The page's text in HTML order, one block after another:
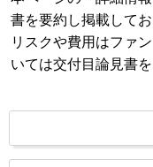
書を要約し掲載してお
リスクや費用はファ
いては交付目論見書